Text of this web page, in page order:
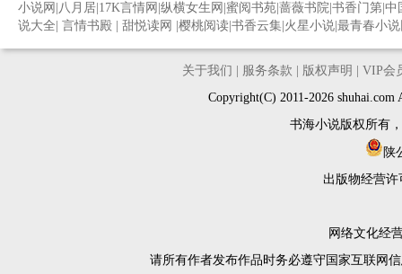
小说网 八月居 17K言情网 纵横女生网 蜜阅书苑 蔷薇书院 书香门第 中
说大全 言情书殿 甜悦读网 樱桃阅读 书香云集 火星小说 最青春小
关于我们 服务条款 版权声明
VIP会
Copyright(C) 2011-2026
书海小说版权所有
陕
出版物经营许
网络文化经
请所有作者发布作品时务必遵守国家互联网